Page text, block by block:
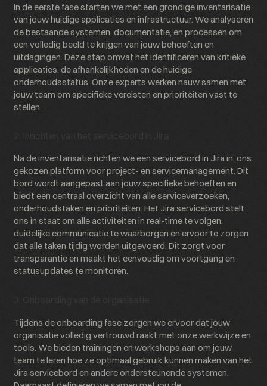
In de eerste fase starten we met een grondige inventarisatie
van jouw huidige applicaties en infrastructuur. We analyseren
de bestaande systemen, documentatie, en processen om
een volledig beeld te krijgen van jouw behoeften en
uitdagingen. Deze stap omvat het identificeren van kritieke
applicaties, de afhankelijkheden en de huidige
onderhoudsstatus. Onze experts werken nauw samen met
jouw team om specifieke vereisten en prioriteiten vast te
stellen.
2. Inrichten van het servicebord in Jira
Na de inventarisatie richten we een servicebord in Jira in, ons
gekozen platform voor project- en servicemanagement. Dit
bord wordt aangepast aan jouw specifieke behoeften en
biedt een centraal overzicht van alle serviceverzoeken,
onderhoudstaken en prioriteiten. Het Jira servicebord stelt
ons in staat om alle activiteiten in real-time te volgen,
duidelijke communicatie te waarborgen en ervoor te zorgen
dat alle taken tijdig worden uitgevoerd. Dit zorgt voor
transparantie en maakt het eenvoudig om voortgang en
statusupdates te monitoren.
3. Onboarding van de organisatie
Tijdens de onboarding fase zorgen we ervoor dat jouw
organisatie volledig vertrouwd raakt met onze werkwijze en
tools. We bieden trainingen en workshops aan om jouw
team te leren hoe ze optimaal gebruik kunnen maken van het
Jira servicebord en andere ondersteunende systemen.